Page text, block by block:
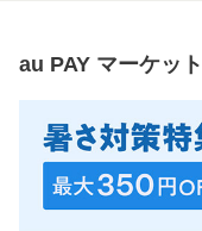
au PAY マーケット